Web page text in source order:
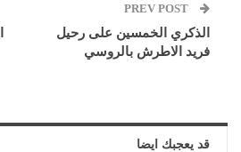
الذكري الخمسين على رحيل
فريد الاطرش بالروسي
قد يعجبك ايضا